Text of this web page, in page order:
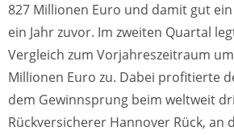
827 Millionen Euro und damit gut
ein Jahr zuvor. Im zweiten Quartal
Vergleich zum Vorjahreszeitraum
Millionen Euro zu. Dabei profitierte
dem Gewinnsprung beim weltweit
Rückversicherer Hannover Rück, an